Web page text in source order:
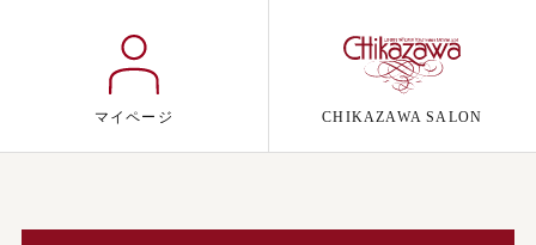
マイページ CHIKAZAWA SALON